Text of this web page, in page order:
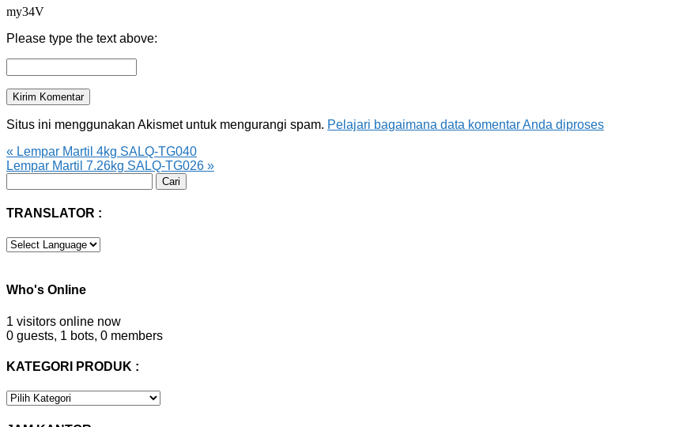
my34V
Please type the text above:
Situs ini menggunakan Akismet untuk mengurangi spam. Pelajari bagaimana data komentar Anda diproses
« Lempar Martil 4kg SALQ-TG040
Lempar Martil 7.26kg SALQ-TG026 »
untuk:
TRANSLATOR :
Who's Online
1 visitors online now
0 guests, 1 bots, 0 members
KATEGORI PRODUK :
KATEGORI